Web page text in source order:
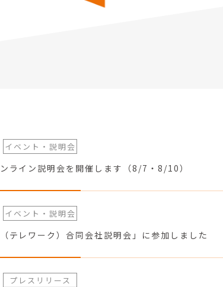
イベント・説明会
ライン説明会を開催します（8/7・8/10）
イベント・説明会
テレワーク）合同会社説明会」に参加しました
プレスリリース